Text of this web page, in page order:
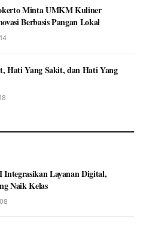
Minta UMKM Kuliner
Berbasis Pangan Lokal
Hati Yang Sakit, dan Hati Yang
Integrasikan Layanan Digital,
Naik Kelas